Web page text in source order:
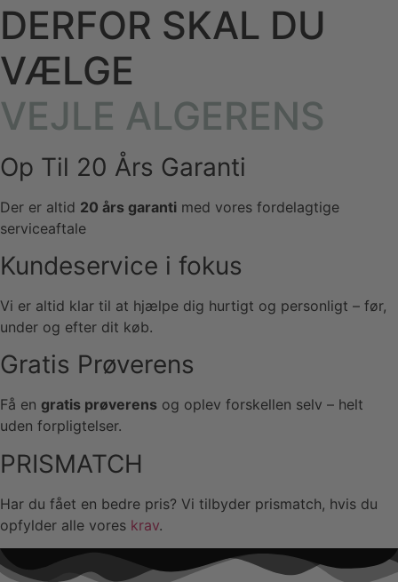
DERFOR SKAL DU
VÆLGE
VEJLE ALGERENS
Op Til 20 Års Garanti
Der er altid 20 års garanti med vores fordelagtige
serviceaftale
Kundeservice i fokus
Vi er altid klar til at hjælpe dig hurtigt og personligt – før,
under og efter dit køb.
Gratis Prøverens
Få en gratis prøverens og oplev forskellen selv – helt
uden forpligtelser.
PRISMATCH
Har du fået en bedre pris? Vi tilbyder prismatch, hvis du
opfylder alle vores krav.